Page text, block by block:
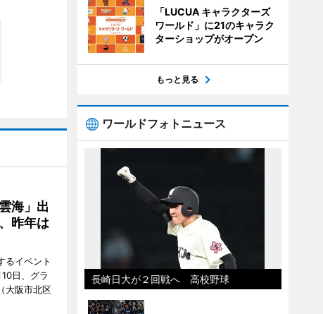
海」出
昨年は
るイベント
日、グラ
大阪市北区
「LUCUA キャラクターズ
ワールド」に21のキャラク
ターショップがオープン
もっと見る
ワールドフォトニュース
長崎日大が２回戦へ 高校野球